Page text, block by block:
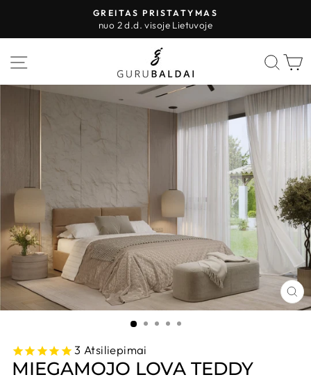
turinio
Sustabdyti
skaidres
GREITAS PRISTATYMAS
nuo 2 d.d. visoje Lietuvoje
PUSLAPIO VALDYMAS
3 Atsiliepimai
MIEGAMOJO LOVA TEDDY